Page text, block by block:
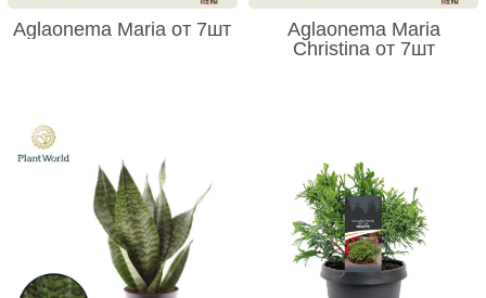
Aglaonema Maria от 7шт
Aglaonema Maria
Christina от 7шт